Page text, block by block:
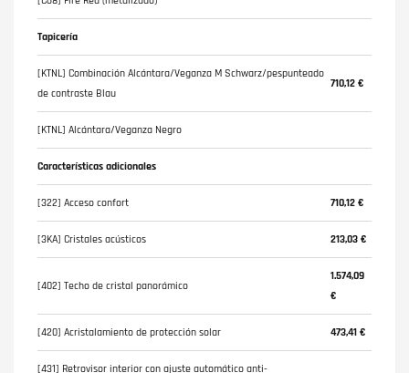
Tapicería
[KTNL] Combinación Alcántara/Veganza M Schwarz/pespunteado
de contraste Blau
710,12 €
[KTNL] Alcántara/Veganza Negro
Características adicionales
[322] Acceso confort 710,12 €
[3KA] Cristales acústicos 213,03 €
[402] Techo de cristal panorámico
1.574,09
€
[420] Acristalamiento de protección solar 473,41 €
[431] Retrovisor interior con ajuste automático anti-